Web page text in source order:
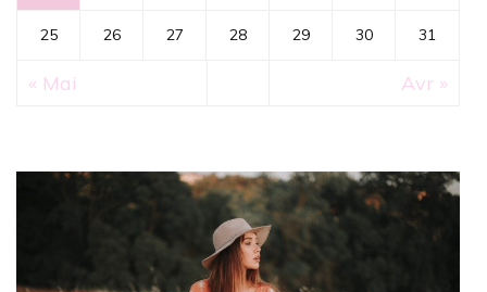
25 26 27 28 29 30 31
« Mai Avr »